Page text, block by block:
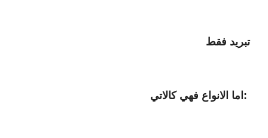
تبريد فقط
:اما الانواع فهي كالاتي